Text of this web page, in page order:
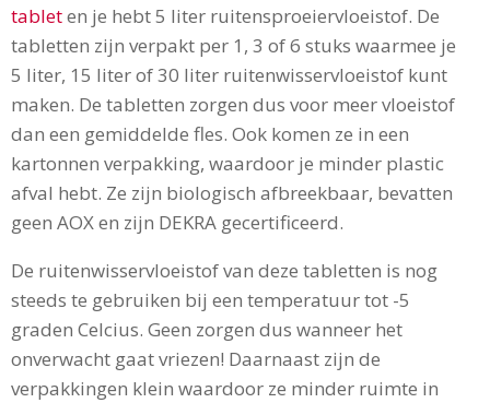
tableten je hebt 5 liter ruitensproeiervloeistof. De
tabletten zijn verpakt per 1, 3 of 6 stuks waarmee je
5 liter, 15 liter of 30 liter ruitenwisservloeistof kunt
maken. De tabletten zorgen dus voor meer vloeistof
dan een gemiddelde fles. Ook komen ze in een
kartonnen verpakking, waardoor je minder plastic
afval hebt. Ze zijn biologisch afbreekbaar, bevatten
geen AOX en zijn DEKRA gecertificeerd.
De ruitenwisservloeistof van deze tabletten is nog
steeds te gebruiken bij een temperatuur tot -5
graden Celcius. Geen zorgen dus wanneer het
onverwacht gaat vriezen! Daarnaast zijn de
verpakkingen klein waardoor ze minder ruimte in